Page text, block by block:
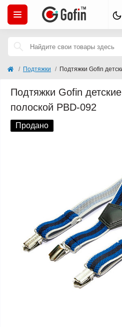
Подтяжки Подтяжки Gofin
Подтяжки Gofin
полоской PBD-092
Продано